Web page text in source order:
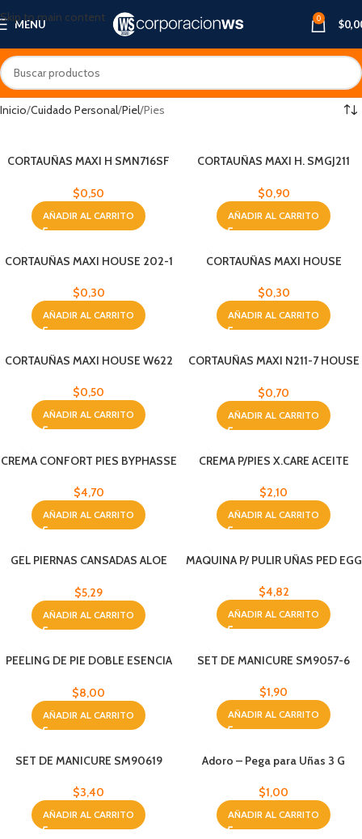
Skip to main content
MENU 0 $
Inicio Cuidado Personal Piel Pies
CORTAUÑAS MAXI H SMN716SF
$0,50
AÑADIR AL CARRITO
CORTAUÑAS MAXI H. SMGJ211
$0,90
AÑADIR AL CARRITO
CORTAUÑAS MAXI HOUSE 202-1
$0,30
AÑADIR AL CARRITO
CORTAUÑAS MAXI HOUSE
$0,30
AÑADIR AL CARRITO
CORTAUÑAS MAXI HOUSE W622
$0,50
AÑADIR AL CARRITO
CORTAUÑAS MAXI N211-7 HOUSE
$0,70
AÑADIR AL CARRITO
CREMA CONFORT PIES BYPHASSE
$4,70
AÑADIR AL CARRITO
CREMA P/PIES X.CARE ACEITE
$2,10
AÑADIR AL CARRITO
GEL PIERNAS CANSADAS ALOE
$5,29
AÑADIR AL CARRITO
MAQUINA P/ PULIR UÑAS PED EGG
$4,82
AÑADIR AL CARRITO
PEELING DE PIE DOBLE ESENCIA
$8,00
AÑADIR AL CARRITO
SET DE MANICURE SM9057-6
$1,90
AÑADIR AL CARRITO
SET DE MANICURE SM90619
$3,40
AÑADIR AL CARRITO
Adoro – Pega para Uñas 3 G
$1,00
AÑADIR AL CARRITO